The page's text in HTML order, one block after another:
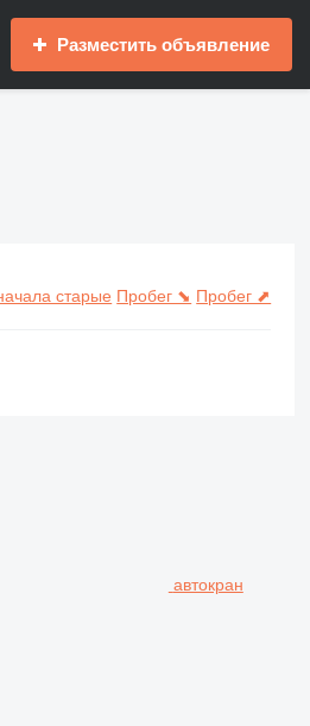
Разместить объявление
старые Пробег ⬊ Пробег ⬈
автокран